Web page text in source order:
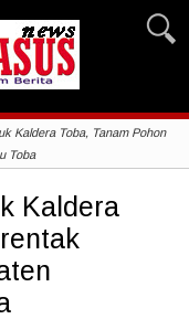
Kaldera Toba, Tanam Pohon
Toba
Kaldera